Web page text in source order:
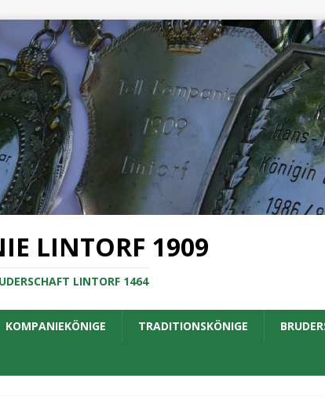
LINTORF 1909
LINTORF 1464
KOMPANIEKÖNIGE TRADITIONSKÖNIGE